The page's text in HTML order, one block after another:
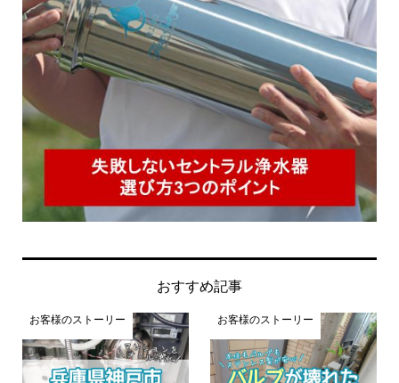
おすすめ記事
お客様のストーリー お客様のストーリー